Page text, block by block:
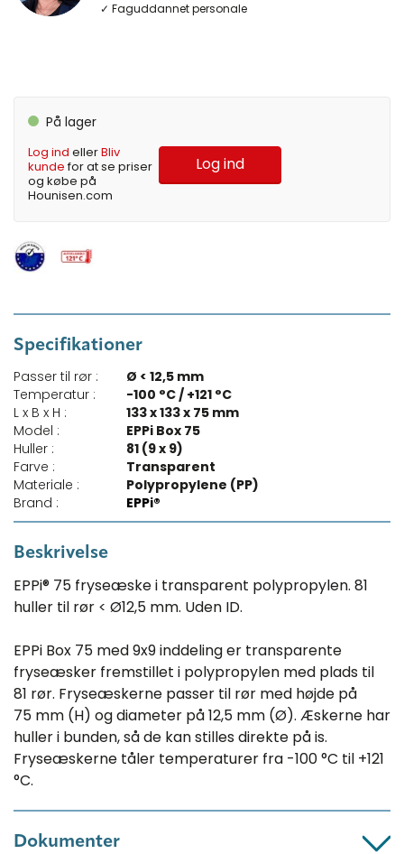
✓ Faguddannet personale
På lager
Log ind ellerBliv
kundefor at se priser
og købe på
Hounisen.com
Log ind
Specifikationer
Passer til rør :
Ø < 12,5 mm
Temperatur :
-100 °C / +121 °C
L x B x H :
133 x 133 x 75 mm
Model :
EPPi Box 75
Huller :
81 (9 x 9)
Farve :
Transparent
Materiale :
Polypropylene (PP)
Brand :
EPPi®
Beskrivelse
EPPi® 75 fryseæske i transparent polypropylen. 81
huller til rør < Ø12,5 mm. Uden ID.
EPPi Box 75 med 9x9 inddeling er transparente
fryseæsker fremstillet i polypropylen med plads til
81 rør. Fryseæskerne passer til rør med højde på
75 mm (H) og diameter på 12,5 mm (Ø). Æskerne har
huller i bunden, så de kan stilles direkte på is.
Fryseæskerne tåler temperaturer fra -100 °C til +121
°C.
Dokumenter